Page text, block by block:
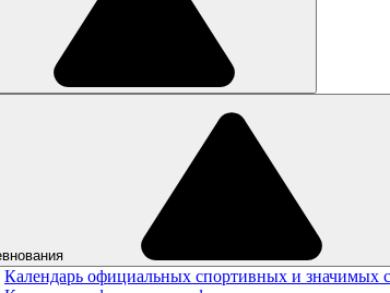
Календарь официальных спортивных и значимых